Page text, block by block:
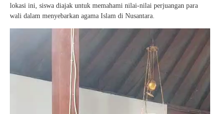
lokasi ini, siswa diajak untuk memahami nilai-nilai perjuangan para
wali dalam menyebarkan agama Islam di Nusantara.